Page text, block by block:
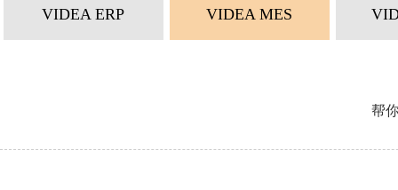
VIDEA ERP VIDEA MES
帮